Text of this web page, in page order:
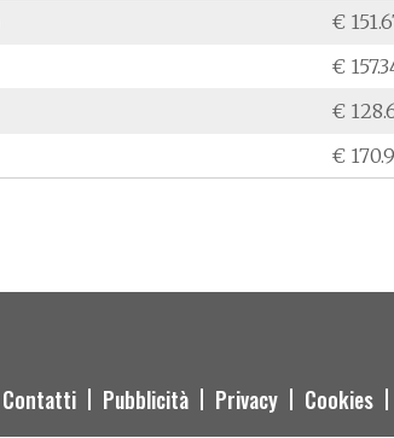
€
€
€
€
Contatti Pubblicità Privacy Cookies